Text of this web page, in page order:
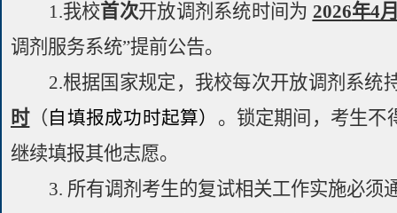
1.我校首次开放调剂系统时间为 2026年4
调剂服务系统”提前公告。
2.根据国家规定，我校每次开放调剂系统
时（ 自填报成功时起算） 。 锁定期间，考生不
继续填报其他志愿。
3. 所有调剂考生的复试相关工作实施必须